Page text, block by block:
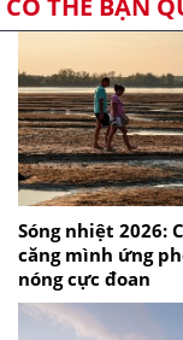
CÓ THỂ BẠN
Sóng nhiệt 2026:
căng mình ứng
nóng cực đoan